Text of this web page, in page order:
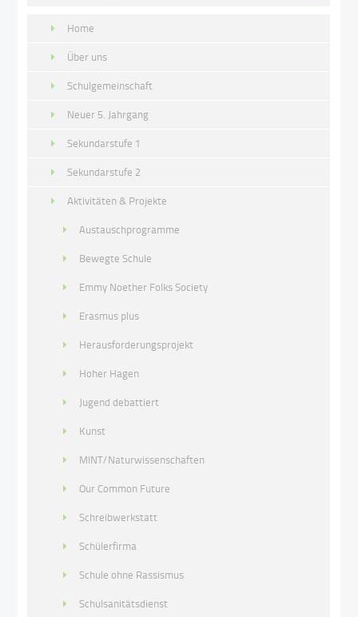
Home
Über uns
Schulgemeinschaft
Neuer 5. Jahrgang
Sekundarstufe 1
Sekundarstufe 2
Aktivitäten & Projekte
Austauschprogramme
Bewegte Schule
Emmy Noether Folks Society
Erasmus plus
Herausforderungsprojekt
Hoher Hagen
Jugend debattiert
Kunst
MINT/Naturwissenschaften
Our Common Future
Schreibwerkstatt
Schülerfirma
Schule ohne Rassismus
Schulsanitätsdienst